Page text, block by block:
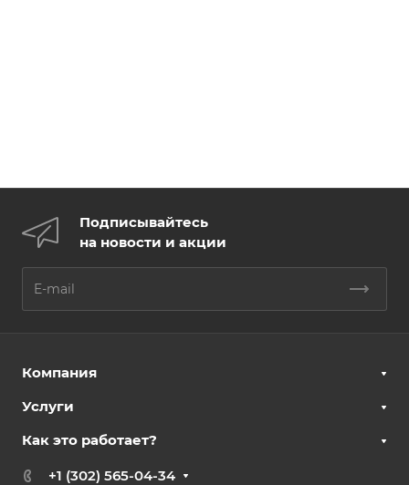
Подписывайтесь
на новости и акции
Компания
Услуги
Как это работает?
+1 (302) 565-04-34